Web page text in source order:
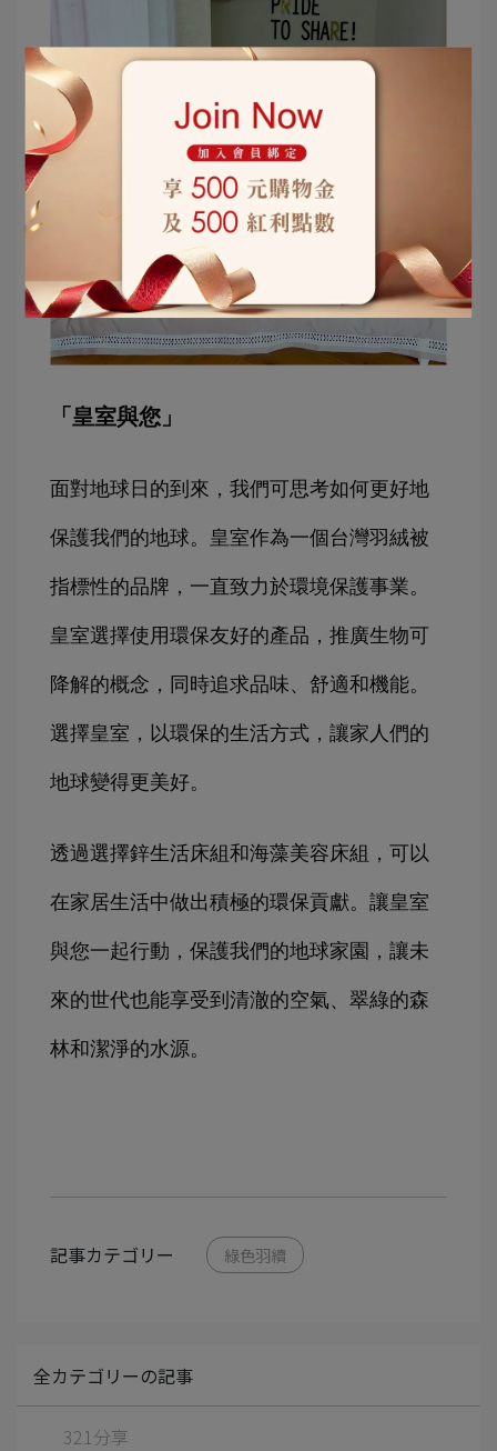
「皇室與您」
面對地球日的到來，我們可思考如何更好地
保護我們的地球。皇室作為一個台灣羽絨被
指標性的品牌，一直致力於環境保護事業。
皇室選擇使用環保友好的產品，推廣生物可
降解的概念，同時追求品味、舒適和機能。
選擇皇室，以環保的生活方式，讓家人們的
地球變得更美好。
透過選擇鋅生活床組和海藻美容床組，可以
在家居生活中做出積極的環保貢獻。讓皇室
與您一起行動，保護我們的地球家園，讓未
來的世代也能享受到清澈的空氣、翠綠的森
林和潔淨的水源。
記事カテゴリー 綠色羽續
全カテゴリーの記事
321分享